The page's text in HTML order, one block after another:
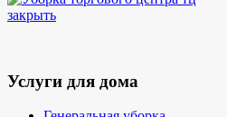
закрыть
Услуги для дома